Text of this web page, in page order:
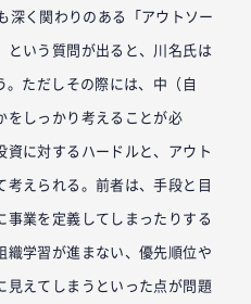
深く関わりのある「アウトソー
という質問が出ると、川名氏は
。ただしその際には、中（自
をしっかり考えることが必
資に対するハードルと、アウト
考えられる。前者は、手段と目
事業を定義してしまったりする
織学習が進まない、優先順位や
見えてしまうといった点が問題